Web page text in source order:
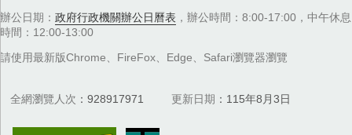
辦公日期： 政府行政機關辦公日曆表 ，辦公時間：8:00-17:00，中午休息
時間：12:00-13:00
請使用最新版Chrome、FireFox、Edge、Safari瀏覽器瀏覽
全網瀏覽人次 928917971 更新日期 115年8月3日